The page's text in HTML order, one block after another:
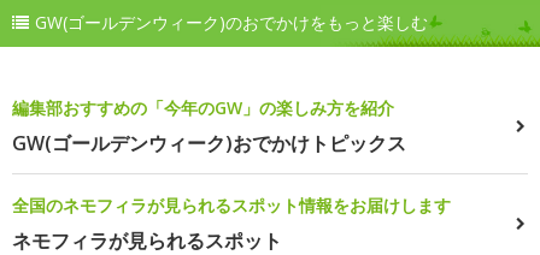
GW(ゴールデンウィーク)のおでかけをもっと楽しむ
編集部おすすめの「今年のGW」の楽しみ方を紹介
GW(ゴールデンウィーク)おでかけトピックス
全国のネモフィラが見られるスポット情報をお届けします
ネモフィラが見られるスポット